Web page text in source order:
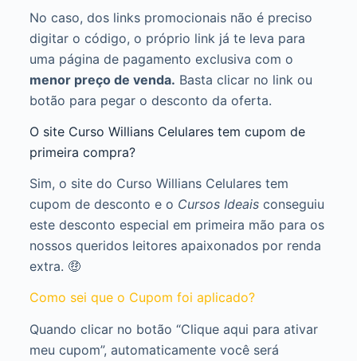
No caso, dos links promocionais não é preciso
digitar o código, o próprio link já te leva para
uma página de pagamento exclusiva com o
menor preço de venda. Basta clicar no link ou
botão para pegar o desconto da oferta.
O site Curso Willians Celulares tem cupom de
primeira compra?
Sim, o site do Curso Willians Celulares tem
cupom de desconto e o Cursos Ideaisconseguiu
este desconto especial em primeira mão para os
nossos queridos leitores apaixonados por renda
extra. 🤑
Como sei que o Cupom foi aplicado?
Quando clicar no botão “Clique aqui para ativar
meu cupom”, automaticamente você será